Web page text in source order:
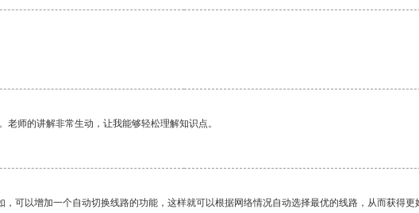
师的讲解非常生动，让我能够轻松理解知识点。
可以增加一个自动切换线路的功能，这样就可以根据网络情况自动选择最优的线路，从而获得更